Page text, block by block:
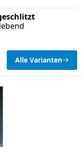
Alle Varianten